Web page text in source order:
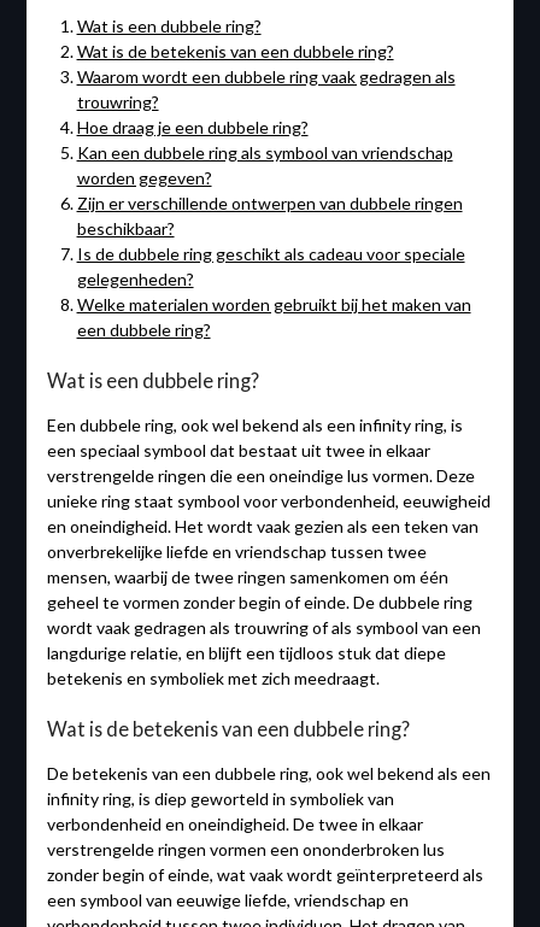
Wat is een dubbele ring?
Wat is de betekenis van een dubbele ring?
Waarom wordt een dubbele ring vaak gedragen als
trouwring?
Hoe draag je een dubbele ring?
Kan een dubbele ring als symbool van vriendschap
worden gegeven?
Zijn er verschillende ontwerpen van dubbele ringen
beschikbaar?
Is de dubbele ring geschikt als cadeau voor speciale
gelegenheden?
Welke materialen worden gebruikt bij het maken van
een dubbele ring?
Wat is een dubbele ring?
Een dubbele ring, ook wel bekend als een infinity ring, is
een speciaal symbool dat bestaat uit twee in elkaar
verstrengelde ringen die een oneindige lus vormen. Deze
unieke ring staat symbool voor verbondenheid, eeuwigheid
en oneindigheid. Het wordt vaak gezien als een teken van
onverbrekelijke liefde en vriendschap tussen twee
mensen, waarbij de twee ringen samenkomen om één
geheel te vormen zonder begin of einde. De dubbele ring
wordt vaak gedragen als trouwring of als symbool van een
langdurige relatie, en blijft een tijdloos stuk dat diepe
betekenis en symboliek met zich meedraagt.
Wat is de betekenis van een dubbele ring?
De betekenis van een dubbele ring, ook wel bekend als een
infinity ring, is diep geworteld in symboliek van
verbondenheid en oneindigheid. De twee in elkaar
verstrengelde ringen vormen een ononderbroken lus
zonder begin of einde, wat vaak wordt geïnterpreteerd als
een symbool van eeuwige liefde, vriendschap en